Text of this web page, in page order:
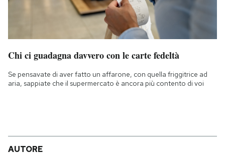
Chi ci guadagna davvero con le carte fedeltà
Se pensavate di aver fatto un affarone, con quella friggitrice ad
aria, sappiate che il supermercato è ancora più contento di voi
AUTORE